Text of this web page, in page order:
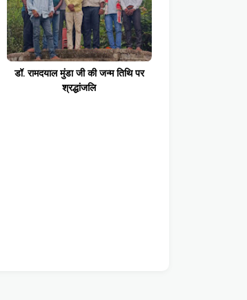
डॉ. रामदयाल मुंडा जी की जन्म तिथि पर
श्रद्धांजलि